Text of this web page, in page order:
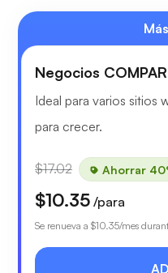
Negocios
Ideal para varios sitios
para crecer.
$17.02 Ahorrar
$10.35 /para
Se renueva a $10.35/mes